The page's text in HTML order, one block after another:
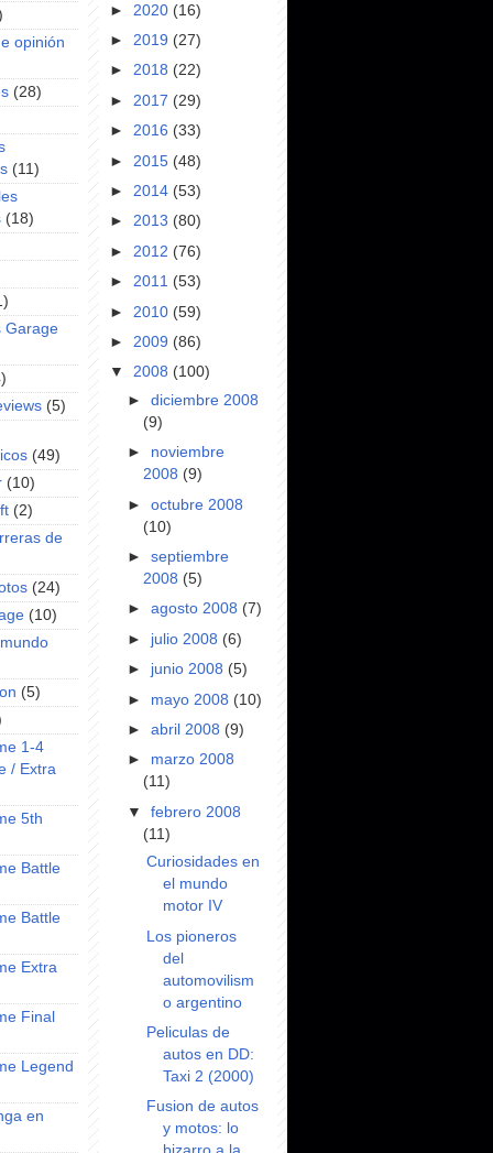
opinión
(28)
(11)
(18)
Garage
(5)
(49)
(10)
(2)
de
(24)
(10)
(5)
1-4
/ Extra
5th
Battle
Battle
Extra
Final
Legend
en
► 2020 (16)
► 2019 (27)
► 2018 (22)
► 2017 (29)
► 2016 (33)
► 2015 (48)
► 2014 (53)
► 2013 (80)
► 2012 (76)
► 2011 (53)
► 2010 (59)
► 2009 (86)
▼ 2008 (100)
►diciembre 2008
(9)
► noviembre
2008 (9)
►octubre 2008
(10)
►septiembre
2008 (5)
►agosto 2008 (7)
► julio 2008 (6)
► junio 2008 (5)
► mayo 2008 (10)
►abril 2008 (9)
► marzo 2008
(11)
▼febrero 2008
(11)
Curiosidades en
el mundo
motor IV
Los pioneros
del
automovilism
o argentino
Peliculas de
autos en DD:
Taxi 2 (2000)
Fusion de autos
y motos: lo